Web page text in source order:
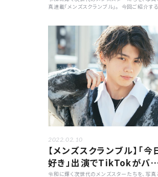
真連載「メンズスクランブル」。 今回ご紹介
2022.02.10
【メンズスクランブル】「今
好き」出演でTikTokがバズ
令和に輝く次世代のメンズスターたちを、写真